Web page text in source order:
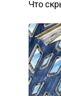
Что